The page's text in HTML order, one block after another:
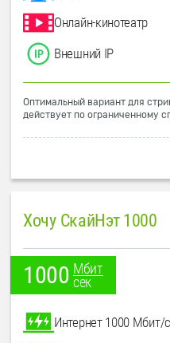
Онлайн-кинотеатр
Внешний IP
Оптимальный вариант для
действует по ограниченному
Хочу СкайНэт 1000
1000 Мбит
сек
Интернет 1000 Мбит/с